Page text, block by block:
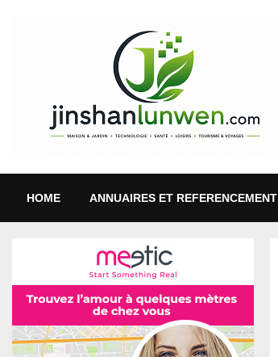
HOME ANNUAIRES ET REFERENCEMENT